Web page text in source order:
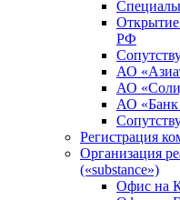
Открытие
РФ
АО
АО
АО
Регистрация
Организация
(«substance»)
Офис на